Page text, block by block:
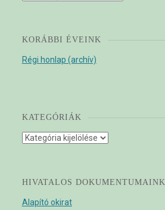
KORÁBBI ÉVEINK
Régi honlap (archív)
KATEGÓRIÁK
Kategóriák
HIVATALOS DOKUMENTUMAINK
Alapító okirat